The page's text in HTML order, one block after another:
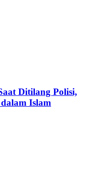
Ditilang Polisi,
Islam